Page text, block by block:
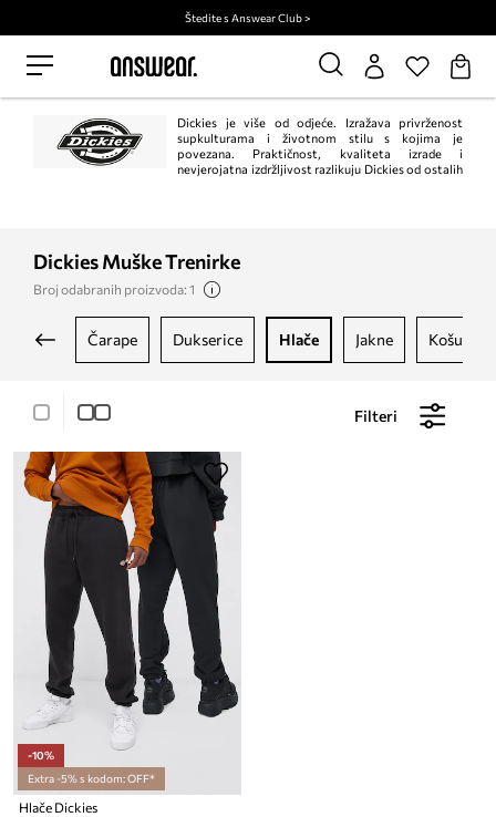
Štedite s Answear Club >
Dickies je više od odjeće. Izražava privrženost
supkulturama i životnom stilu s kojima je
povezana. Praktičnost, kvaliteta izrade i
nevjerojatna izdržljivost razlikuju Dickies od ostalih
Dickies Muške Trenirke
Broj odabranih proizvoda: 1
čarape dukserice hlače jakne košulje
Filteri
-10%
Extra -5% s kodom: OFF*
Hlače Dickies